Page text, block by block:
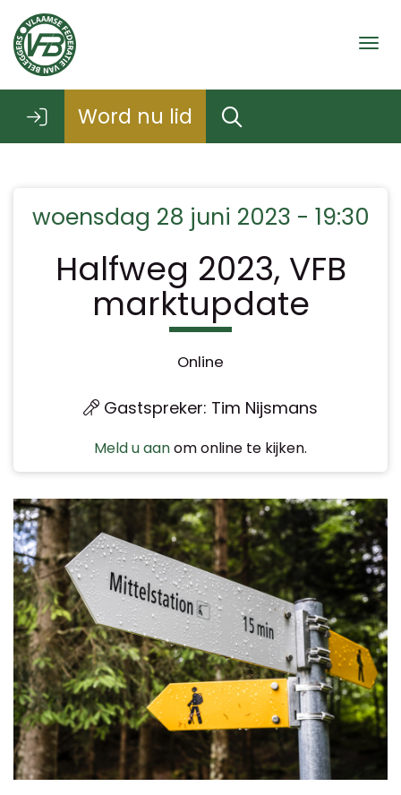
Word nu lid
woensdag 28 juni 2023 - 19:30
Halfweg 2023, VFB
marktupdate
Online
Gastspreker: Tim Nijsmans
Meld u aanom online te kijken.